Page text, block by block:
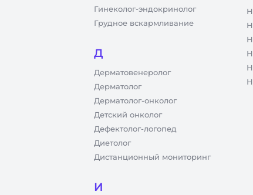
Гинеколог-эндокринолог
Грудное вскармливание
Д
Дерматовенеролог
Дерматолог
Дерматолог-онколог
Детский онколог
Дефектолог-логопед
Диетолог
Дистанционный мониторинг
И